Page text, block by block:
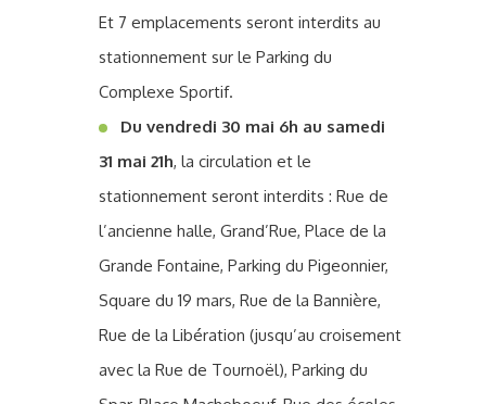
Et 7 emplacements seront interdits au
stationnement sur le Parking du
Complexe Sportif.
Du vendredi 30 mai 6h au samedi
31 mai 21h, la circulation et le
stationnement seront interdits : Rue de
l’ancienne halle, Grand’Rue, Place de la
Grande Fontaine, Parking du Pigeonnier,
Square du 19 mars, Rue de la Bannière,
Rue de la Libération (jusqu’au croisement
avec la Rue de Tournoël), Parking du